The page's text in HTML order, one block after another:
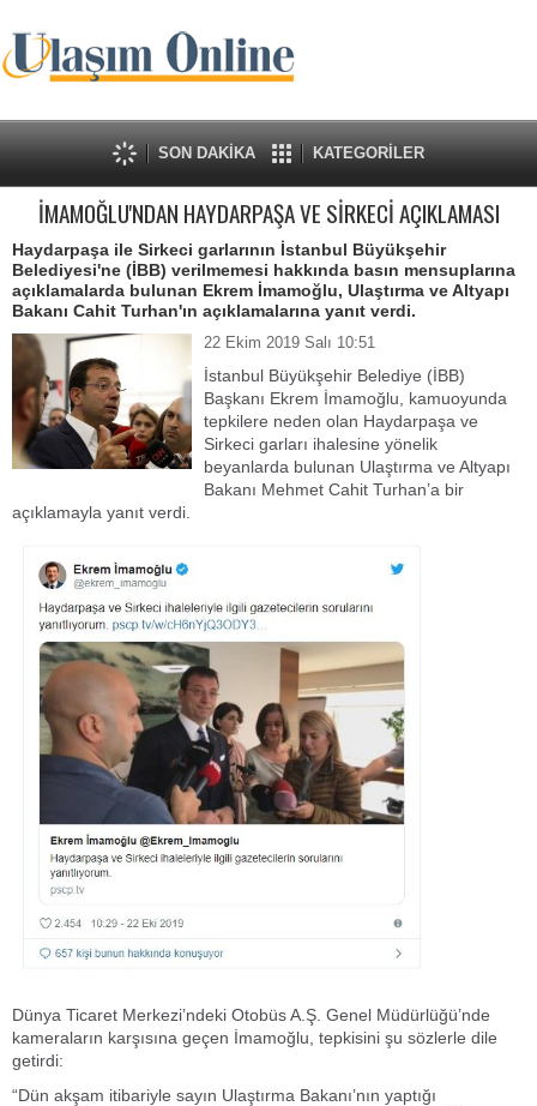
SON DAKİKA KATEGORİLER
İMAMOĞLU'NDAN HAYDARPAŞA VE SİRKECİ AÇIKLAMASI
Haydarpaşa ile Sirkeci garlarının İstanbul Büyükşehir
Belediyesi'ne (İBB) verilmemesi hakkında basın mensuplarına
açıklamalarda bulunan Ekrem İmamoğlu, Ulaştırma ve Altyapı
Bakanı Cahit Turhan'ın açıklamalarına yanıt verdi.
22 Ekim 2019 Salı 10:51
İstanbul Büyükşehir Belediye (İBB)
Başkanı Ekrem İmamoğlu, kamuoyunda
tepkilere neden olan Haydarpaşa ve
Sirkeci garları ihalesine yönelik
beyanlarda bulunan Ulaştırma ve Altyapı
Bakanı Mehmet Cahit Turhan’a bir
açıklamayla yanıt verdi.
Dünya Ticaret Merkezi’ndeki Otobüs A.Ş. Genel Müdürlüğü’nde
kameraların karşısına geçen İmamoğlu, tepkisini şu sözlerle dile
getirdi:
“Dün akşam itibariyle sayın Ulaştırma Bakanı’nın yaptığı